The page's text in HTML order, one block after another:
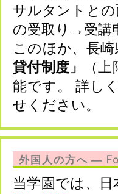
サルタントと
の受取り→受講
このほか、長
貸付制度」
（
能です。 詳し
せください。
外国人の方へ ―
当学園では、